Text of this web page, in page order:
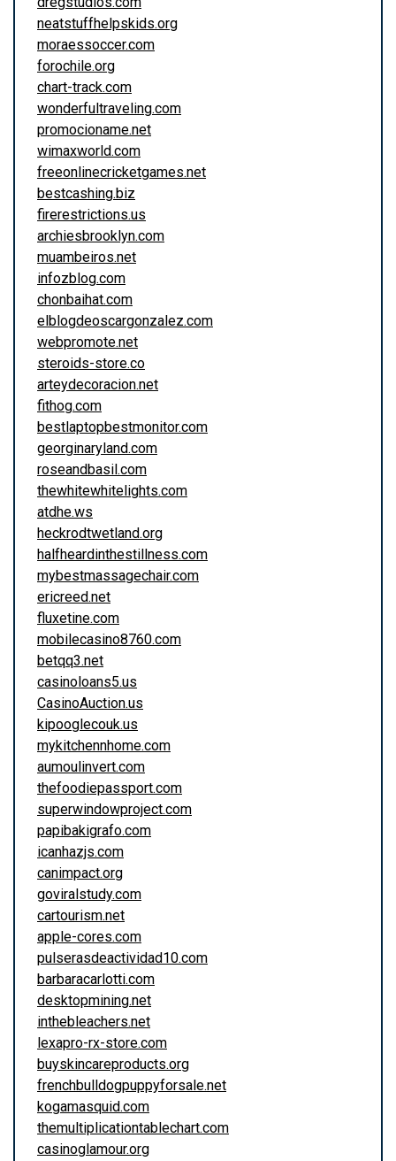
neatstuffhelpskids.org
moraessoccer.com
forochile.org
chart-track.com
wonderfultraveling.com
promocioname.net
wimaxworld.com
freeonlinecricketgames.net
bestcashing.biz
firerestrictions.us
archiesbrooklyn.com
muambeiros.net
infozblog.com
chonbaihat.com
elblogdeoscargonzalez.com
webpromote.net
steroids-store.co
arteydecoracion.net
fithog.com
bestlaptopbestmonitor.com
georginaryland.com
roseandbasil.com
thewhitewhitelights.com
atdhe.ws
heckrodtwetland.org
halfheardinthestillness.com
mybestmassagechair.com
ericreed.net
fluxetine.com
mobilecasino8760.com
betqq3.net
casinoloans5.us
CasinoAuction.us
kipooglecouk.us
mykitchennhome.com
aumoulinvert.com
thefoodiepassport.com
superwindowproject.com
papibakigrafo.com
icanhazjs.com
canimpact.org
goviralstudy.com
cartourism.net
apple-cores.com
pulserasdeactividad10.com
barbaracarlotti.com
desktopmining.net
inthebleachers.net
lexapro-rx-store.com
buyskincareproducts.org
frenchbulldogpuppyforsale.net
kogamasquid.com
themultiplicationtablechart.com
casinoglamour.org